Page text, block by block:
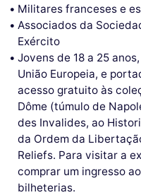
Militares franceses e
Associados da
Exército
Jovens de 18 a 25
União Europeia, e
acesso gratuito às
Dôme (túmulo de
des Invalides, ao
da Ordem da
Reliefs. Para visitar a
comprar um ingresso
bilheterias.